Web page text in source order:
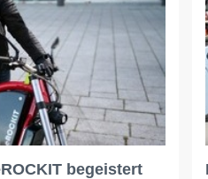
begeistert